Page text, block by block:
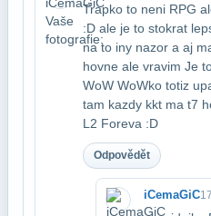
Trapko to neni RPG
:D ale je to stokrat
na to iny nazor a aj
hovne ale vravim Je
WoW WoWko totiz
tam kazdy kkt ma t7
L2 Foreva :D
Odpovědět
iCemaGiC